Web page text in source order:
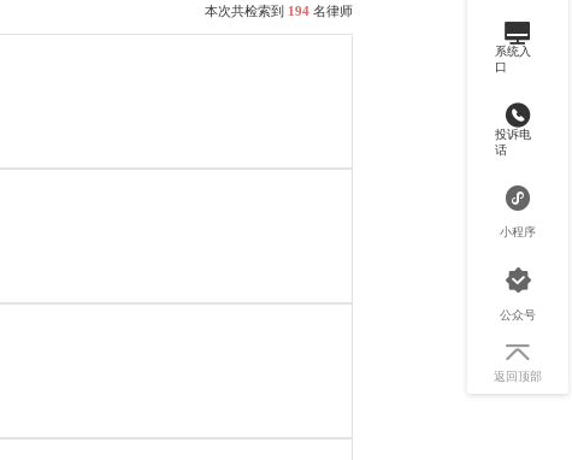
本次共检索到 194 名律师
系统入
口
投诉电
话
小程序
公众号
返回顶部